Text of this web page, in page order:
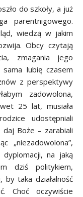
do szkoły, a już
parentnigowego.
wiedzą w jakim
Obcy czytają
zmagania jego
lubię czasem
z perspektywy
zadowolona,
25 lat, musiała
udostępniali
Boże – zarabiali
„niezadowolona”,
na jaką
dziś politykiem,
taka działalność
Choć oczywiście